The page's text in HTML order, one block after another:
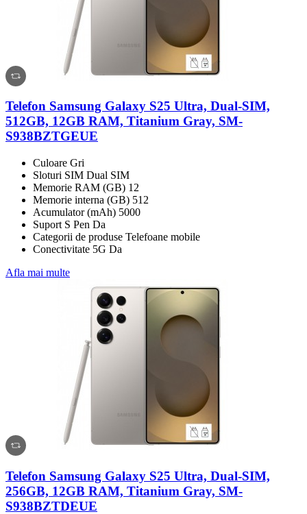
Telefon Samsung Galaxy S25 Ultra, Dual-SIM,
512GB, 12GB RAM, Titanium Gray, SM-
S938BZTGEUE
Culoare Gri
Sloturi SIM Dual SIM
Memorie RAM (GB) 12
Memorie interna (GB) 512
Acumulator (mAh) 5000
Suport S Pen Da
Categorii de produse Telefoane mobile
Conectivitate 5G Da
Afla mai multe
Telefon Samsung Galaxy S25 Ultra, Dual-SIM,
256GB, 12GB RAM, Titanium Gray, SM-
S938BZTDEUE